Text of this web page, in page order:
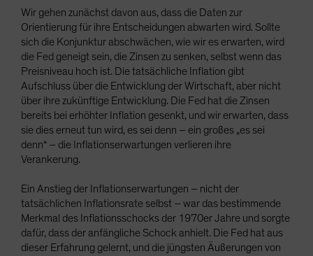
Wir gehen zunächst davon aus, dass die Daten zur
Orientierung für ihre Entscheidungen abwarten wird. Sollte
sich die Konjunktur abschwächen, wie wir es erwarten, wird
die Fed geneigt sein, die Zinsen zu senken, selbst wenn das
Preisniveau hoch ist. Die tatsächliche Inflation gibt
Aufschluss über die Entwicklung der Wirtschaft, aber nicht
über ihre zukünftige Entwicklung. Die Fed hat die Zinsen
bereits bei erhöhter Inflation gesenkt, und wir erwarten, dass
sie dies erneut tun wird, es sei denn – ein großes „es sei
denn“ – die Inflationserwartungen verlieren ihre
Verankerung.
Ein Anstieg der Inflationserwartungen – nicht der
tatsächlichen Inflationsrate selbst – war das bestimmende
Merkmal des Inflationsschocks der 1970er Jahre und sorgte
dafür, dass der anfängliche Schock anhielt. Die Fed hat aus
dieser Erfahrung gelernt, und die jüngsten Äußerungen von